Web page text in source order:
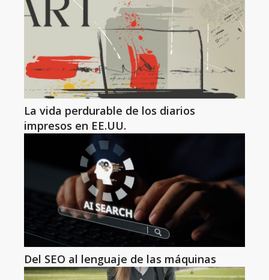
La vida perdurable de los diarios
impresos en EE.UU.
Del SEO al lenguaje de las máquinas